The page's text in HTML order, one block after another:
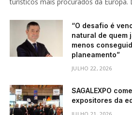
“O desafio é
natural de quem
menos
planeamento”
JULHO 22, 2026
SAGALEXPO
expositores da
JULHO 21, 2026